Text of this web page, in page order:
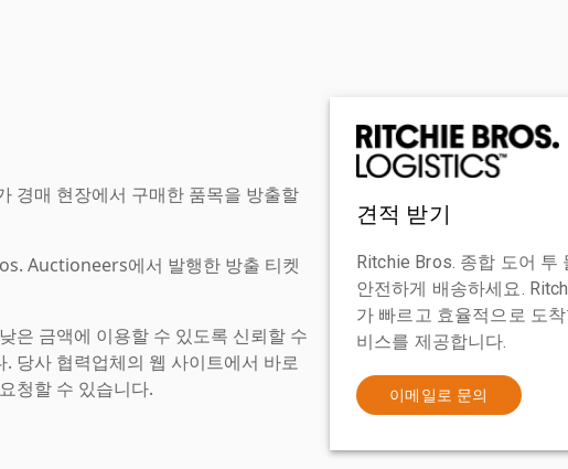
경매 현장에서 구매한 품목을 방출할
Auctioneers에서 발행한 방출 티켓
은 금액에 이용할 수 있도록 신뢰할 수
당사 협력업체의 웹 사이트에서 바로
청할 수 있습니다.
견적 받기
Ritchie Bros. 종합 도어 투
안전하게 배송하세요.
가 빠르고 효율적으로 도
비스를 제공합니다.
이메일로 문의